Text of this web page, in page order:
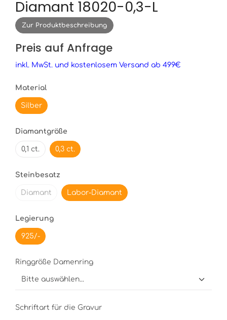
Diamant 18020-0,3-L
Zur Produktbeschreibung
Preis auf Anfrage
inkl. MwSt. und kostenlosem Versand ab 499€
Material
Silber
Diamantgröße
0,1 ct. 0,3 ct.
Steinbesatz
Diamant Labor-Diamant
Legierung
925/-
Ringgröße Damenring
Schriftart für die Gravur